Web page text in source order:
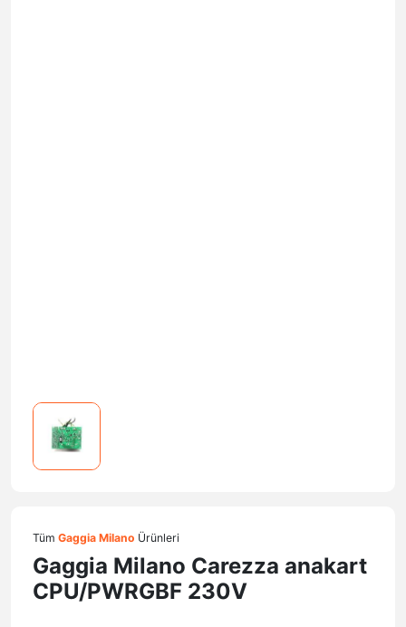
Tüm Gaggia Milano Ürünleri
Gaggia Milano Carezza anakart
CPU/PWRGBF 230V